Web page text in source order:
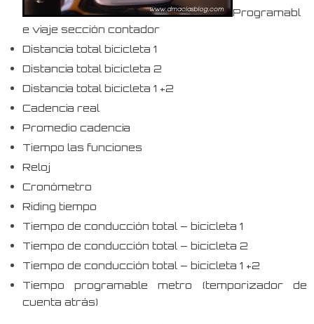
Programabl
e viaje sección contador
Distancia total bicicleta 1
Distancia total bicicleta 2
Distancia total bicicleta 1 +2
Cadencia real
Promedio cadencia
Tiempo las funciones
Reloj
Cronómetro
Riding tiempo
Tiempo de conducción total – bicicleta 1
Tiempo de conducción total – bicicleta 2
Tiempo de conducción total – bicicleta 1 +2
Tiempo programable metro (temporizador de
cuenta atrás)